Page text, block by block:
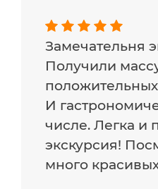
Замечательня
Получили
И
числе. Легка и
экскурсия!
много